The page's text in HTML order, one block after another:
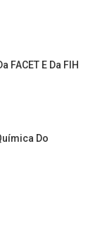
FACET E Da FIH
Do